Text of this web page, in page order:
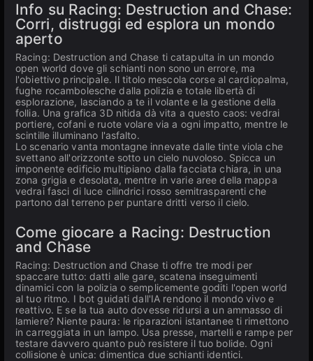
Info su Racing: Destruction and Chase:
Corri, distruggi ed esplora un mondo
aperto
Racing: Destruction and Chase ti catapulta in un mondo
open world dove gli schianti non sono un errore, ma
l'obiettivo principale. Il titolo mescola corse al cardiopalma,
fughe rocambolesche dalla polizia e totale libertà di
esplorazione, lasciando a te il volante e la gestione della
follia. Una grafica 3D nitida dà vita a questo caos: vedrai
portiere, cofani e ruote volare via a ogni impatto, mentre le
scintille illuminano l'asfalto.
Lo scenario vanta montagne innevate dalle tinte viola che
svettano all'orizzonte sotto un cielo nuvoloso. Spicca un
imponente edificio multipiano dalla facciata chiara, in una
zona grigia e desolata, mentre in varie aree della mappa
vedrai fasci di luce cilindrici rosso semitrasparenti che
partono dal terreno per puntare dritti verso il cielo.
Come giocare a Racing: Destruction
and Chase
Racing: Destruction and Chase ti offre tre modi per
spaccare tutto: datti alle gare, scatena inseguimenti
dinamici con la polizia o semplicemente goditi l'open world
al tuo ritmo. I bot guidati dall'IA rendono il mondo vivo e
reattivo. E se la tua auto dovesse ridursi a un ammasso di
lamiere? Niente paura: le riparazioni istantanee ti rimettono
in carreggiata in un lampo. Usa presse, martelli e rampe per
testare davvero quanto può resistere il tuo bolide. Ogni
collisione è unica: dimentica due schianti identici.